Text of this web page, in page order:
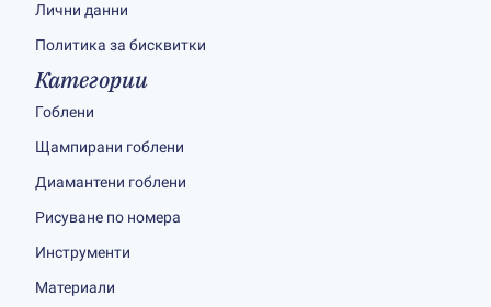
Лични данни
Политика за бисквитки
Категории
Гоблени
Щампирани гоблени
Диамантени гоблени
Рисуване по номера
Инструменти
Материали